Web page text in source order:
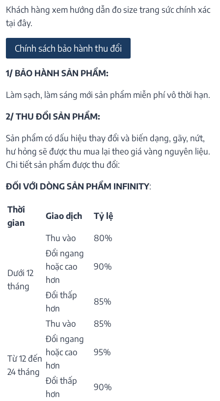
Khách hàng xem hướng dẫn đo size trang sức chính xác
tại đây.
Chính sách bảo hành thu đổi
1/ BẢO HÀNH SẢN PHẨM:
Làm sạch, làm sáng mới sản phẩm miễn phí vô thời hạn.
2/ THU ĐỔI SẢN PHẨM:
Sản phẩm có dấu hiệu thay đổi và biến dạng, gãy, nứt,
hư hỏng sẽ được thu mua lại theo giá vàng nguyên liệu.
Chi tiết sản phẩm được thu đổi:
ĐỐI VỚI DÒNG SẢN PHẨM INFINITY:
Thời
gian
Giao dịch Tỷ lệ
Dưới 12
tháng
Thu vào
80%
Đổi ngang
hoặc cao
hơn
90%
Đổi thấp
hơn
85%
Từ 12 đến
24 tháng
Thu vào
85%
Đổi ngang
hoặc cao
hơn
95%
Đổi thấp
hơn
90%